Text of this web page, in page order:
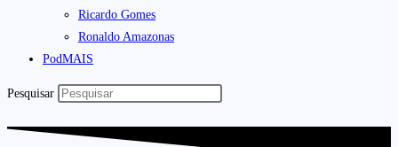
Ricardo Gomes
Ronaldo Amazonas
PodMAIS
Pesquisar